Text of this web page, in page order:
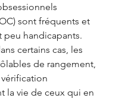
sont fréquents et
peu handicapants.
certains cas, les
de rangement,
la vie de ceux qui en